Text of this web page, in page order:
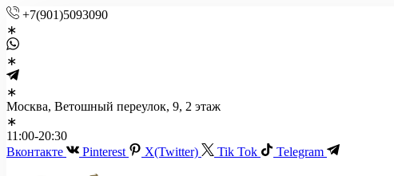
+7(901)5093090
Москва, Ветошный переулок, 9, 2 этаж
11:00-20:30
Вконтакте
Pinterest X(Twitter) Tik Tok Telegram